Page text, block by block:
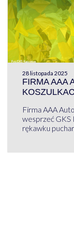
28 listopada 2025
FIRMA AAA
Firma AAA
wesprzeć GKS
rękawku